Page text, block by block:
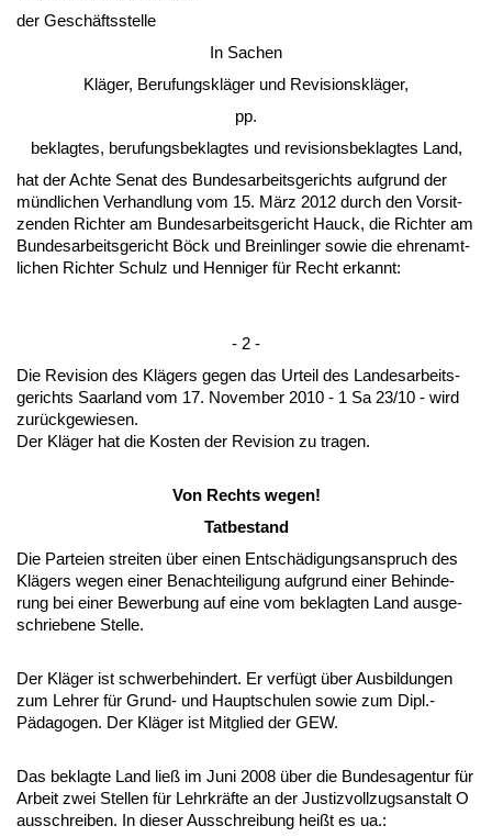
der Geschäfts­stel­le
In Sa­chen
Kläger, Be­ru­fungskläger und Re­vi­si­onskläger,
pp.
be­klag­tes, be­ru­fungs­be­klag­tes und re­vi­si­ons­be­klag­tes Land,
hat der Ach­te Se­nat des Bun­des­ar­beits­ge­richts auf­grund der
münd­li­chen Ver­hand­lung vom 15. März 2012 durch den Vor­sit­
zen­den Rich­ter am Bun­des­ar­beits­ge­richt Hauck, die Rich­ter am
Bun­des­ar­beits­ge­richt Böck und Brein­lin­ger so­wie die eh­ren­amt­
li­chen Rich­ter Schulz und Hen­ni­ger für Recht er­kannt:
- 2 -
Die Re­vi­si­on des Klägers ge­gen das Ur­teil des Lan­des­ar­beits­
ge­richts Saar­land vom 17. No­vem­ber 2010 - 1 Sa 23/10 - wird
zurück­ge­wie­sen.
Der Kläger hat die Kos­ten der Re­vi­si­on zu tra­gen.
Von Rechts we­gen!
Tat­be­stand
Die Par­tei­en strei­ten über ei­nen Entschädi­gungs­an­spruch des
Klägers we­gen ei­ner Be­nach­tei­li­gung auf­grund ei­ner Be­hin­de­
rung bei ei­ner Be­wer­bung auf ei­ne vom be­klag­ten Land aus­ge­
schrie­be­ne Stel­le.
Der Kläger ist schwer­be­hin­dert. Er verfügt über Aus­bil­dun­gen
zum Leh­rer für Grund- und Haupt­schu­len so­wie zum Dipl.-
Pädago­gen. Der Kläger ist Mit­glied der GEW.
Das be­klag­te Land ließ im Ju­ni 2008 über die Bun­des­agen­tur für
Ar­beit zwei Stel­len für Lehr­kräfte an der Jus­tiz­voll­zugs­an­stalt O
aus­schrei­ben. In die­ser Aus­schrei­bung heißt es ua.: